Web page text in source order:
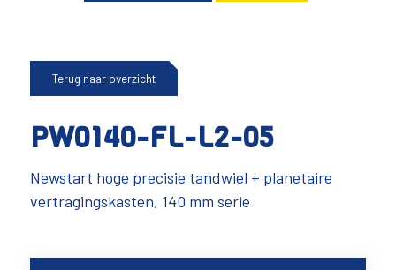
Terug naar overzicht
PW0140-FL-L2-05
Newstart hoge precisie tandwiel + planetaire
vertragingskasten, 140 mm serie